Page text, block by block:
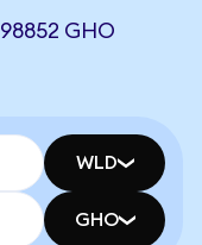
GHO
WLD
GHO